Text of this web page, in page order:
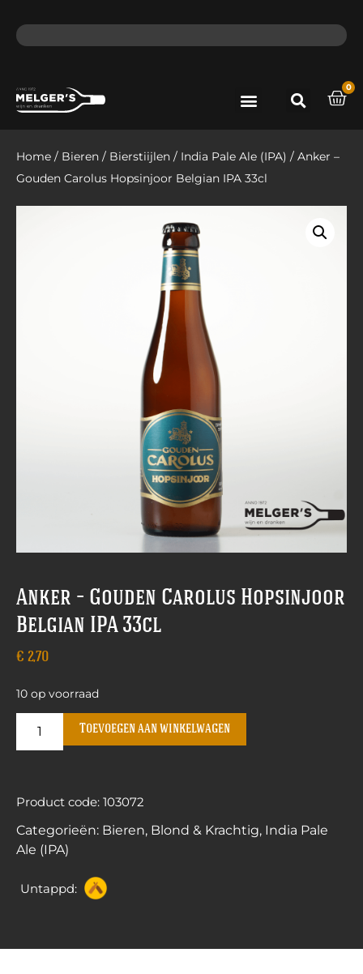
0
Home / Bieren / Bierstiijlen / India Pale Ale (IPA) / Anker –
Gouden Carolus Hopsinjoor Belgian IPA 33cl
Anker – Gouden Carolus Hopsinjoor
Belgian IPA 33cl
€ 2,70
10 op voorraad
Toevoegen aan winkelwagen
Product code: 103072
Categorieën: Bieren, Blond & Krachtig, India Pale
Ale (IPA)
Untappd: